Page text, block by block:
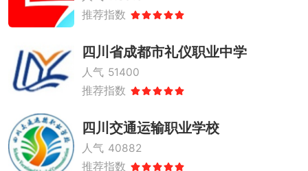
推荐指数
四川省成都市礼仪职业中学
人气 51400
推荐指数
四川交通运输职业学校
人气 40882
推荐指数